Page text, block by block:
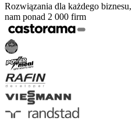
Rozwiązania dla każdego
nam ponad 2 000 firm